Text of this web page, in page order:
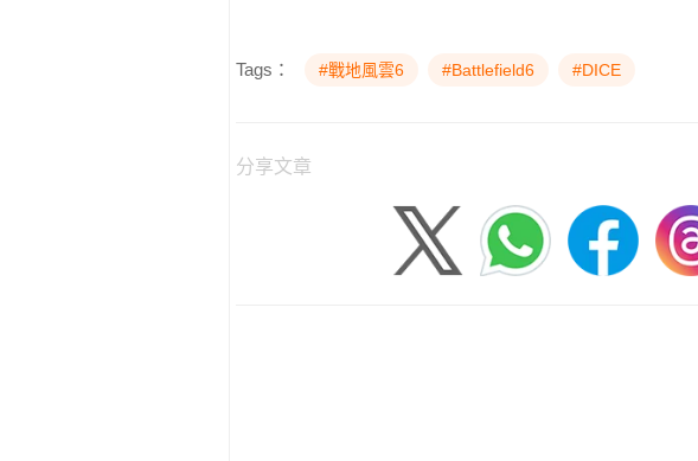
Tags： #戰地風雲6 #Battlefield6 #DICE
分享文章